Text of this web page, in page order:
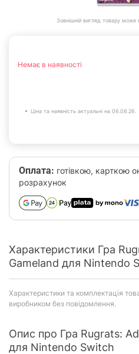
Зовнішній вигляд товару може
Немає в наявності
Ціна та наявність актуальні на 06.08.26.
Оплата: готівкою, карткою
розрахунок
Характеристики Гра
Gameland для Nintendo
Характеристики та комплектація
виробником без повідомлення.
Опис про Гра Rugrats:
для Nintendo Switch